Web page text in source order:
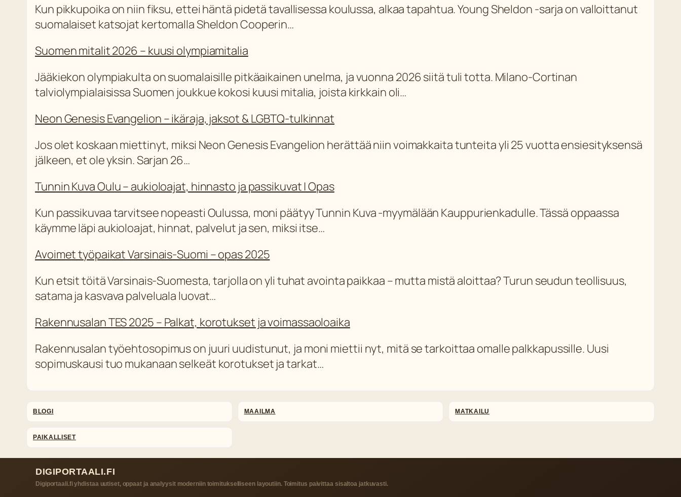
Kun pikkupoika on niin fiksu, ettei häntä pidetä tavallisessa koulussa, alkaa tapahtua. Young Sheldon -sarja on valloittanut
suomalaiset katsojat kertomalla Sheldon Cooperin…
Suomen mitalit 2026 – kuusi olympiamitalia
Jääkiekon olympiakulta on suomalaisille pitkäaikainen unelma, ja vuonna 2026 siitä tuli totta. Milano-Cortinan
talviolympialaisissa Suomen joukkue kokosi kuusi mitalia, joista kirkkain oli…
Neon Genesis Evangelion – ikäraja, jaksot & LGBTQ-tulkinnat
Jos olet koskaan miettinyt, miksi Neon Genesis Evangelion herättää niin voimakkaita tunteita yli 25 vuotta ensiesityksensä
jälkeen, et ole yksin. Sarjan 26…
Tunnin Kuva Oulu – aukioloajat, hinnasto ja passikuvat | Opas
Kun passikuvaa tarvitsee nopeasti Oulussa, moni päätyy Tunnin Kuva -myymälään Kauppurienkadulle. Tässä oppaassa
käymme läpi aukioloajat, hinnat, palvelut ja sen, miksi itse…
Avoimet työpaikat Varsinais-Suomi – opas 2025
Kun etsit töitä Varsinais-Suomesta, tarjolla on yli tuhat avointa paikkaa – mutta mistä aloittaa? Turun seudun teollisuus,
satama ja kasvava palveluala luovat…
Rakennusalan TES 2025 – Palkat, korotukset ja voimassaoloaika
Rakennusalan työehtosopimus on juuri uudistunut, ja moni miettii nyt, mitä se tarkoittaa omalle palkkapussille. Uusi
sopimuskausi tuo mukanaan selkeät korotukset ja tarkat…
BLOGI MAAILMA MATKAILU
PAIKALLISET
DIGIPORTAALI.FI
Digiportaali.fi yhdistaa uutiset, oppaat ja analyysit moderniin toimitukselliseen layoutiin. Toimitus paivittaa sisaltoa jatkuvasti.